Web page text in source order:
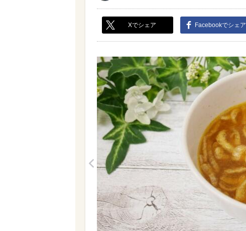
Xでシェア Facebookでシェア